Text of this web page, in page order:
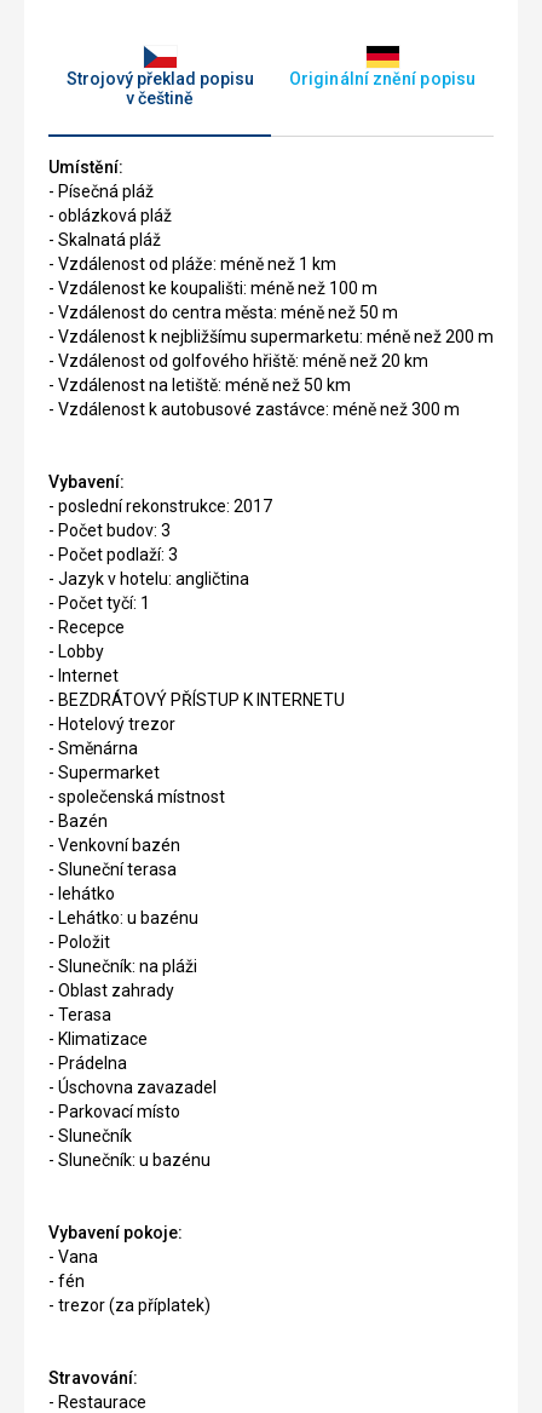
Strojový překlad popisu
v češtině
Originální znění popisu
Umístění:
- Písečná pláž
- oblázková pláž
- Skalnatá pláž
- Vzdálenost od pláže: méně než 1 km
- Vzdálenost ke koupališti: méně než 100 m
- Vzdálenost do centra města: méně než 50 m
- Vzdálenost k nejbližšímu supermarketu: méně než 200 m
- Vzdálenost od golfového hřiště: méně než 20 km
- Vzdálenost na letiště: méně než 50 km
- Vzdálenost k autobusové zastávce: méně než 300 m
Vybavení:
- poslední rekonstrukce: 2017
- Počet budov: 3
- Počet podlaží: 3
- Jazyk v hotelu: angličtina
- Počet tyčí: 1
- Recepce
- Lobby
- Internet
- BEZDRÁTOVÝ PŘÍSTUP K INTERNETU
- Hotelový trezor
- Směnárna
- Supermarket
- společenská místnost
- Bazén
- Venkovní bazén
- Sluneční terasa
- lehátko
- Lehátko: u bazénu
- Položit
- Slunečník: na pláži
- Oblast zahrady
- Terasa
- Klimatizace
- Prádelna
- Úschovna zavazadel
- Parkovací místo
- Slunečník
- Slunečník: u bazénu
Vybavení pokoje:
- Vana
- fén
- trezor (za příplatek)
Stravování:
- Restaurace